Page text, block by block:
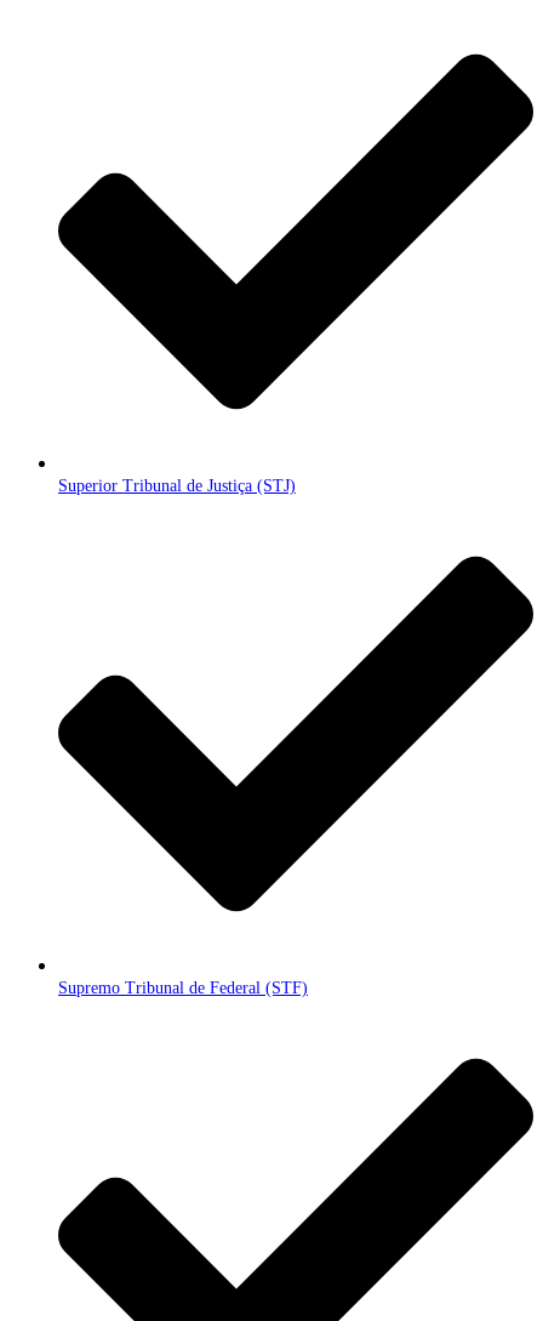
Superior Tribunal de Justiça (STJ)
Supremo Tribunal de Federal (STF)